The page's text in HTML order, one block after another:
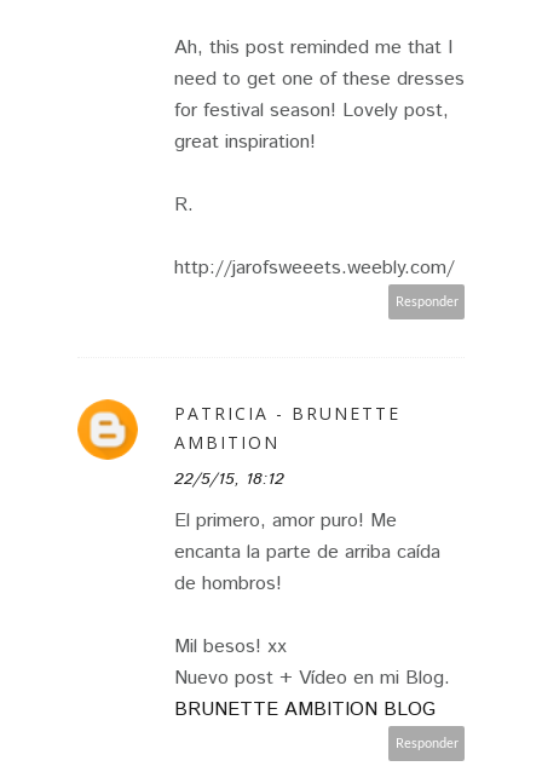
Ah, this post reminded me that I
need to get one of these dresses
for festival season! Lovely post,
great inspiration!
R.
http://jarofsweeets.weebly.com/
Responder
PATRICIA - BRUNETTE
AMBITION
22/5/15, 18:12
El primero, amor puro! Me
encanta la parte de arriba caída
de hombros!
Mil besos! xx
Nuevo post + Vídeo en mi Blog.
BRUNETTE AMBITION BLOG
Responder